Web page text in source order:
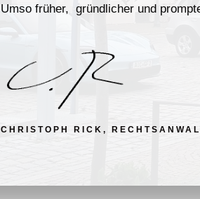
Umso früher, gründlicher und
CHRISTOPH RICK,